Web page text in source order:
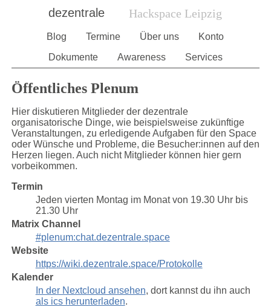
dezentrale Hackspace Leipzig
Blog Termine Über uns
Konto
Dokumente
Awareness Services
Öffentliches Plenum
Hier diskutieren Mitglieder der dezentrale
organisatorische Dinge, wie beispielsweise zukünftige
Veranstaltungen, zu erledigende Aufgaben für den Space
oder Wünsche und Probleme, die Besucher:innen auf den
Herzen liegen. Auch nicht Mitglieder können hier gern
vorbeikommen.
Termin
Jeden vierten Montag im Monat von 19.30 Uhr bis
21.30 Uhr
Matrix Channel
#plenum:chat.dezentrale.space
Website
https://wiki.dezentrale.space/Protokolle
Kalender
In der Nextcloud ansehen, dort kannst du ihn auch
als ics herunterladen.